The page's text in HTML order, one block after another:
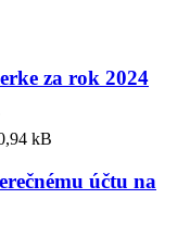
za rok 2024
kB
účtu na